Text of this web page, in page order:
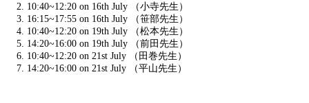
2. 10:40~12:20 on 16th July （小寺先生）
3. 16:15~17:55 on 16th July （笹部先生）
4. 10:40~12:20 on 19th July （松本先生）
5. 14:20~16:00 on 19th July （前田先生）
6. 10:40~12:20 on 21st July （田巻先生）
7. 14:20~16:00 on 21st July （平山先生）